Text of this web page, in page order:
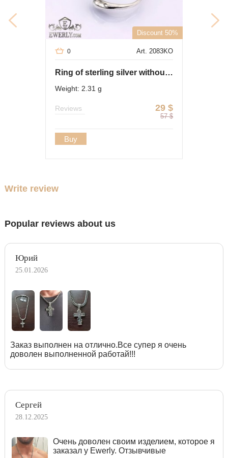
Discount 50%
Art. 2083KO
0
Ring of sterling silver without stones for women
Weight: 2.31 g
29 $
57 $
Reviews
Buy
Write review
Popular reviews about us
Юрий
25.01.2026
Заказ выполнен на отлично.Все супер я очень
доволен выполненной работай!!!
Сергей
28.12.2025
Очень доволен своим изделием, которое я
заказал у Ewerly. Отзывчивые